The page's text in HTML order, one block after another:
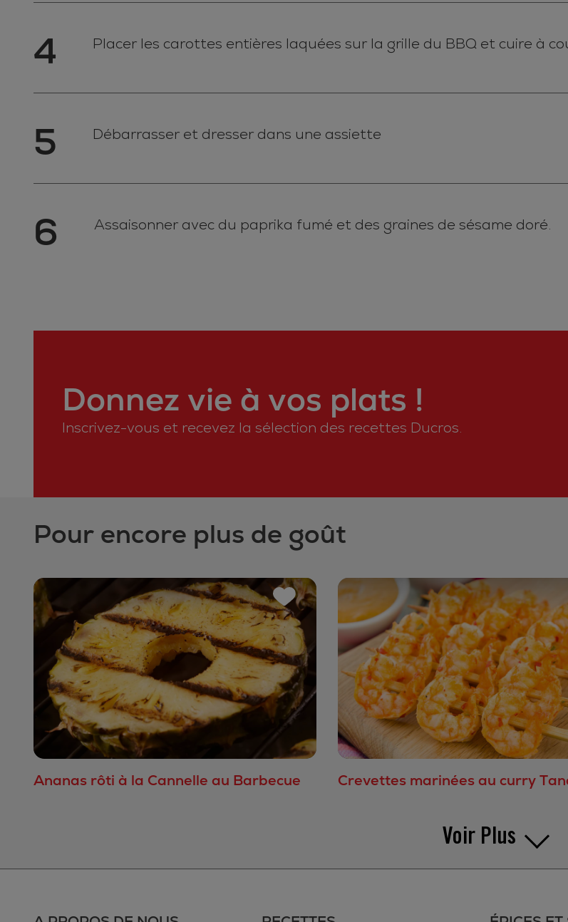
4 Placer les carottes entières laquées sur la grille du BBQ et cuire à
5 Débarrasser et dresser dans une assiette
6 Assaisonner avec du paprika fumé et des graines de sésame doré.
Donnez vie à vos plats !
Inscrivez-vous et recevez la sélection des recettes Ducros.
Pour encore plus de goût
Ananas rôti à la Cannelle au Barbecue Crevettes marinées au curry
Voir Plus